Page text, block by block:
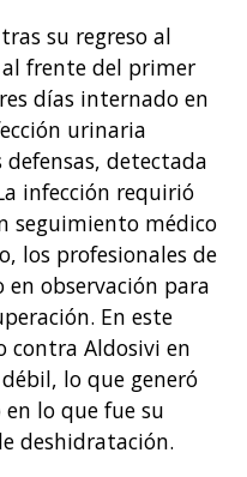
su regreso al
al frente del primer
días internado en
urinaria
detectada
infección requirió
seguimiento médico
los profesionales de
observación para
En este
Aldosivi en
lo que generó
lo que fue su
deshidratación.